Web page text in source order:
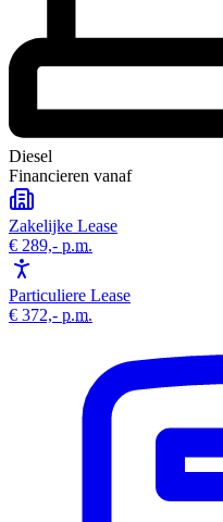
Diesel
Financieren vanaf
Zakelijke Lease
€ 289,- p.m.
Particuliere Lease
€ 372,- p.m.